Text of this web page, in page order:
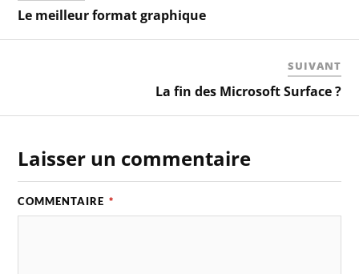
Le meilleur format graphique
SUIVANT
La fin des Microsoft Surface ?
Laisser un commentaire
COMMENTAIRE *